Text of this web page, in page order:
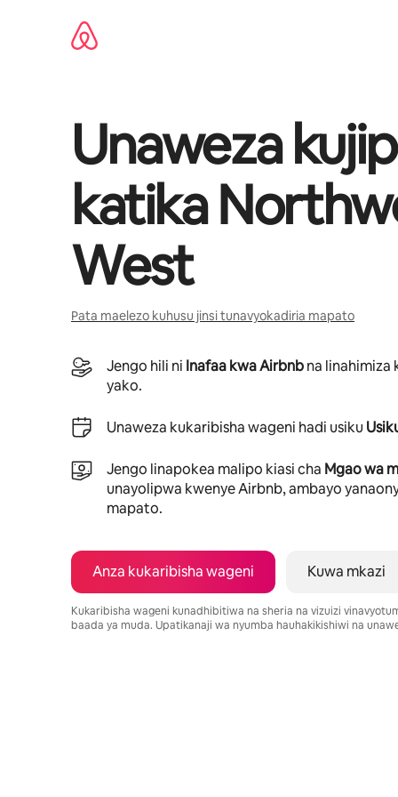
Unaweza
katika
West
Pata maelezo kuhusu jinsi tunavyokadiria mapato
Jengo hili ni Inafaa kwa Airbnbna
yako.
Unaweza kukaribisha wageni hadi usiku
Jengo linapokea malipo kiasi cha Mgao wa
unayolipwa kwenye Airbnb, ambayo
mapato.
Anza kukaribisha wageni Kuwa mkazi
Kukaribisha wageni kunadhibitiwa na sheria na vizuizi
baada ya muda. Upatikanaji wa nyumba hauhakikishiwi na